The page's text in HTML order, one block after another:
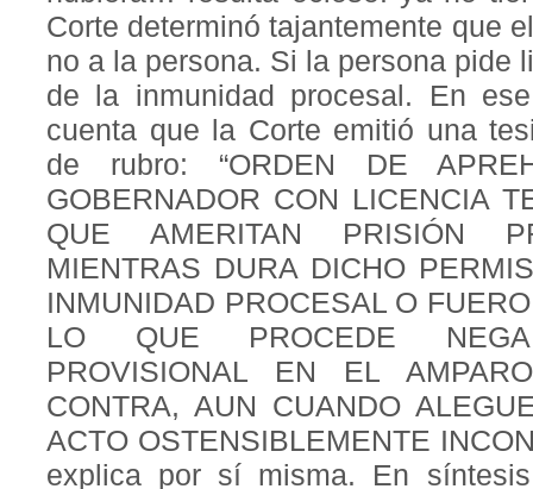
Corte determinó tajantemente que
no a la persona. Si la persona pide
de la inmunidad procesal. En
cuenta que la Corte emitió una
de rubro: “ORDEN DE
GOBERNADOR CON LICENCIA
QUE AMERITAN PRISIÓN
MIENTRAS DURA DICHO
INMUNIDAD PROCESAL O
LO QUE PROCEDE
PROVISIONAL EN EL
CONTRA, AUN CUANDO
ACTO OSTENSIBLEMENTE
explica por sí misma. En